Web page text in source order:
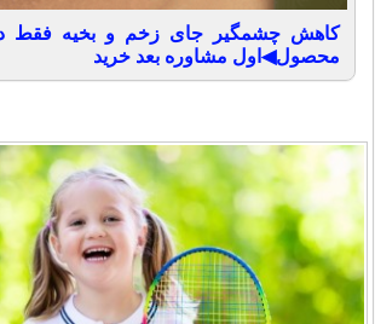
محصول◀اول مشاوره بعد خرید